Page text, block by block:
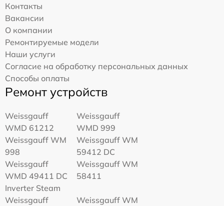
Контакты
Вакансии
О компании
Ремонтируемые модели
Наши услуги
Согласие на обработку персональных данных
Способы оплаты
Ремонт устройств
Weissgauff
WMD 61212
Weissgauff
WMD 999
Weissgauff WM
998
Weissgauff WM
59412 DC
Weissgauff
WMD 49411 DC
Inverter Steam
Weissgauff WM
58411
Weissgauff
Weissgauff WM